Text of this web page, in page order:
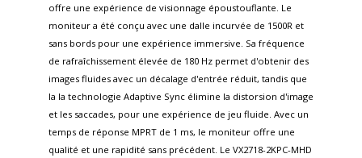
offre une expérience de visionnage époustouflante. Le
moniteur a été conçu avec une dalle incurvée de 1500R et
sans bords pour une expérience immersive. Sa fréquence
de rafraîchissement élevée de 180 Hz permet d'obtenir des
images fluides avec un décalage d'entrée réduit, tandis que
la la technologie Adaptive Sync élimine la distorsion d'image
et les saccades, pour une expérience de jeu fluide. Avec un
temps de réponse MPRT de 1 ms, le moniteur offre une
qualité et une rapidité sans précédent. Le VX2718-2KPC-MHD